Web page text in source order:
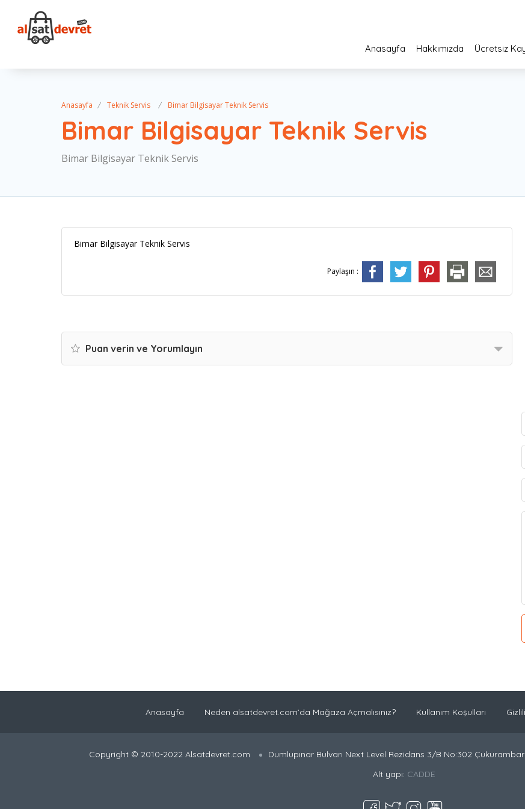
Anasayfa Hakkımızda Ücretsiz
Anasayfa Teknik Servis Bimar Bilgisayar Teknik Servis
Bimar Bilgisayar Teknik Servis
Bimar Bilgisayar Teknik Servis
Bimar Bilgisayar Teknik Servis
Paylaşın :
Puan verin ve Yorumlayın
Anasayfa Neden alsatdevret.com’da Mağaza Açmalısınız? Kullanım Koşulları
Copyright © 2010-2022 Alsatdevret.com Dumlupınar Bulvarı Next Level Rezidans 3/B No:302
Alt yapı: CADDE